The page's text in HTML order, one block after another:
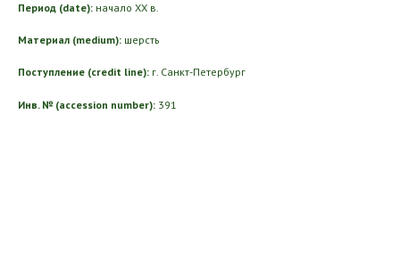
Период (date): начало ХХ в.
Материал (medium): шерсть
Поступление (credit line): г. Санкт-Петербург
Инв. № (accession number): 391